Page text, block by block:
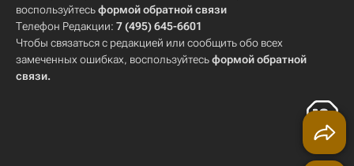
воспользуйтесьформой обратной связи
Телефон Редакции: 7 (495) 645-6601
Чтобы связаться с редакцией или сообщить обо всех
замеченных ошибках, воспользуйтесьформой обратной
связи.